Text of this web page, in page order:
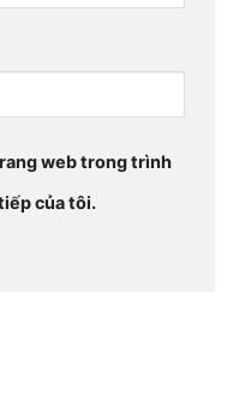
web trong trình
của tôi.